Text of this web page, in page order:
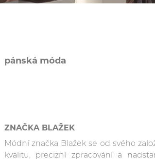
pánská móda
ZNAČKA BLAŽEK
Módní značka Blažek se od svého
kvalitu, precizní zpracování a